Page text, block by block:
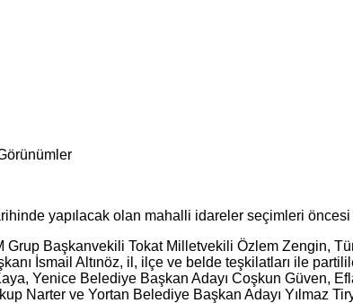
yapılacak olan mahalli idareler seçimleri öncesi
Grup Başkanvekili Tokat Milletvekili Özlem Zengin,
İsmail Altınöz, il, ilçe ve belde teşkilatları ile
Yenice Belediye Başkan Adayı Coşkun Güven,
Narter ve Yortan Belediye Başkan Adayı Yılmaz